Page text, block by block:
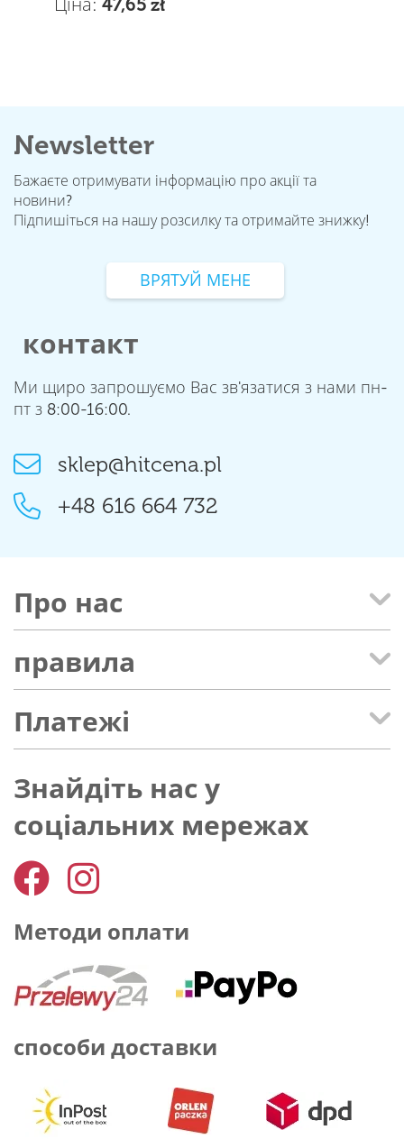
Newsletter
Бажаєте отримувати інформацію про акції та
новини?
Підпишіться на нашу розсилку та отримайте знижку!
ВРЯТУЙ МЕНЕ
контакт
Ми щиро запрошуємо Вас зв'язатися з нами пн-
пт з 8:00-16:00.
sklep@hitcena.pl
+48 616 664 732
Про нас
правила
Платежі
Знайдіть нас у
соціальних мережах
Методи оплати
способи доставки